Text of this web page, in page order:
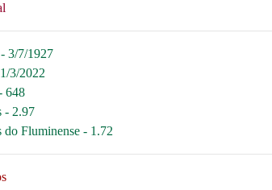
3/7/1927
3/2022
648
- 2.97
do Fluminense - 1.72